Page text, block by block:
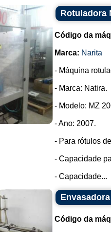
Rotuladora
Código da
Marca: Narita
- Máquina
- Marca: Natira.
- Modelo: MZ
- Ano: 2007.
- Para rótulos
- Capacidade
- Capacidade...
Código da